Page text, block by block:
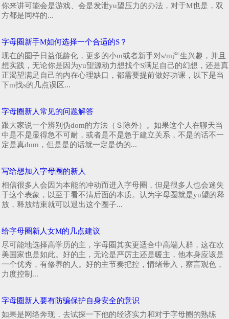
你来讲可能会是游戏、会是发泄yu望压力的办法，对于M也是，双
方都是同样的...
字母圈新手M如何选择一个合适的S？
现在的圈子日益低龄化，更多的小m或者新手对s/m产生兴趣，并且
想实践，无论你是因为yu望源动力想找个S满足自己的幻想，还是真
正渴望满足自己的内在心理缺口，都需要提前做好功课，以下是当
下m找s的几点误区...
字母圈新人常见的问题解答
跟大家说一个辨别伪dom的方法（Ｓ除外）。如果这个人在聊天当
中是不是显得急不可耐，或者是不是急于建立关系，不是的话不一
定是真dom，但是是的话就一定是伪的...
写给想加入字母圈的新人
相信很多人会因为本能的冲动而进入字母圈，但是很多人也会迷失
于这个表象，以至于看不清后面的本质。认为字母圈就是yu望的释
放，释放结束就可以退出这个圈子...
给字母圈新人女M的几点建议
尽可能地选择高学历的主，字母圈其实更适合中高端人群，这在欧
美国家也是如此。好的主，无论是严厉主还是暖主，他本身应该是
一个优秀，有修养的人。好的主节奏把控，情绪带入，察言观色，
力度控制...
字母圈新人要有防骗保护自身安全的意识
如果是网络奔现，去试探一下他的经济实力和对于字母圈的熟练